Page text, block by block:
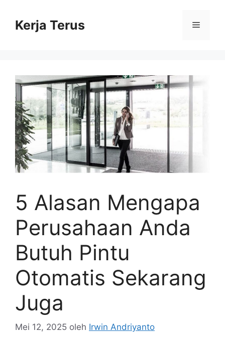
Kerja Terus Menu
5 Alasan Mengapa
Perusahaan Anda
Butuh Pintu
Otomatis Sekarang
Juga
Mei 12, 2025 oleh Irwin Andriyanto